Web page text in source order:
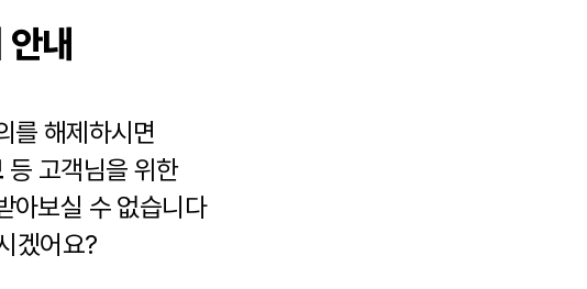
내
를 해제하시면
등 고객님을 위한
아보실 수 없습니다
겠어요?